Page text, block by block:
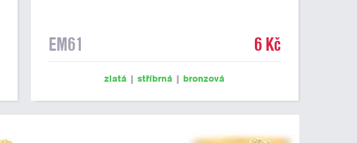
EM61 6 Kč
zlatá |stříbrná | bronzová